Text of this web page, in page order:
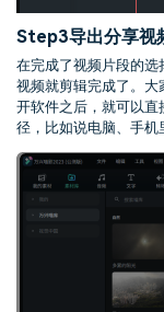
Step3导出分享视
在完成了视频片段的选
视频就剪辑完成了。
开软件之后，就可以
径，比如说电脑、手机